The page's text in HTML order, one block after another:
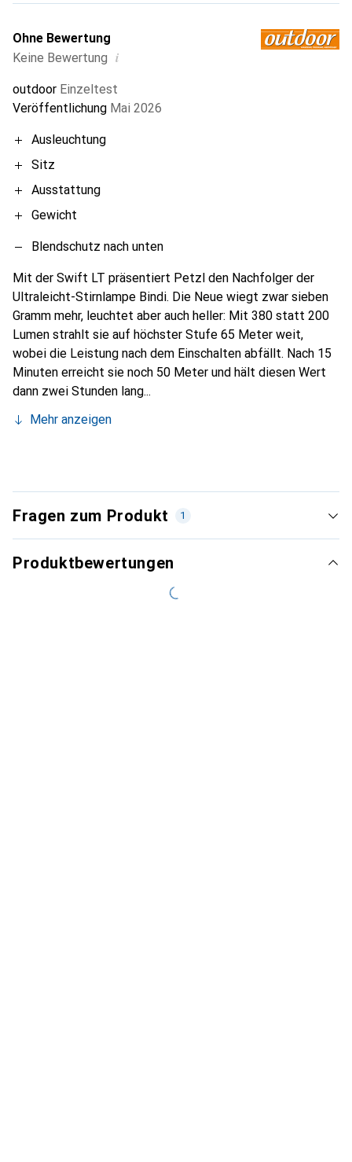
Ohne Bewertung
Keine Bewertung i
outdoor Einzeltest
Veröffentlichung Mai 2026
Ausleuchtung
Sitz
Ausstattung
Gewicht
Blendschutz nach unten
Mit der Swift LT präsentiert Petzl den Nachfolger der
Ultraleicht-Stirnlampe Bindi. Die Neue wiegt zwar sieben
Gramm mehr, leuchtet aber auch heller: Mit 380 statt 200
Lumen strahlt sie auf höchster Stufe 65 Meter weit,
wobei die Leistung nach dem Einschalten abfällt. Nach 15
Minuten erreicht sie noch 50 Meter und hält diesen Wert
dann zwei Stunden lang...
Mehr anzeigen
Fragen zum Produkt 1
Produktbewertungen